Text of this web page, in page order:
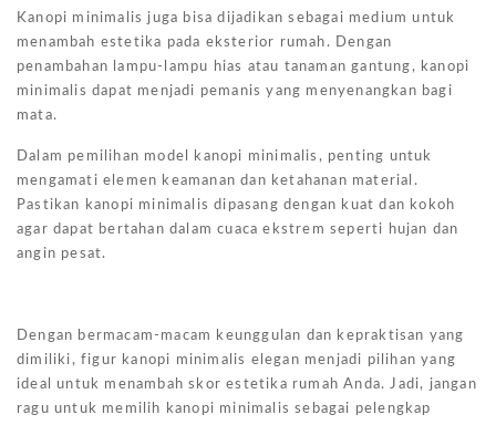
Kanopi minimalis juga bisa dijadikan sebagai medium untuk
menambah estetika pada eksterior rumah. Dengan
penambahan lampu-lampu hias atau tanaman gantung, kanopi
minimalis dapat menjadi pemanis yang menyenangkan bagi
mata.
Dalam pemilihan model kanopi minimalis, penting untuk
mengamati elemen keamanan dan ketahanan material.
Pastikan kanopi minimalis dipasang dengan kuat dan kokoh
agar dapat bertahan dalam cuaca ekstrem seperti hujan dan
angin pesat.
Dengan bermacam-macam keunggulan dan kepraktisan yang
dimiliki, figur kanopi minimalis elegan menjadi pilihan yang
ideal untuk menambah skor estetika rumah Anda. Jadi, jangan
ragu untuk memilih kanopi minimalis sebagai pelengkap